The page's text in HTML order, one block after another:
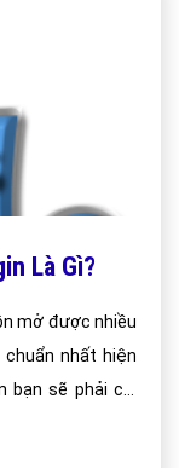
Là Gì?
mở được nhiều
nhất hiện
bạn sẽ phải cài